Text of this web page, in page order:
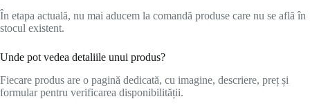
În etapa actuală, nu mai aducem la comandă produse care nu se află în
stocul existent.
Unde pot vedea detaliile unui produs?
Fiecare produs are o pagină dedicată, cu imagine, descriere, preț și
formular pentru verificarea disponibilității.